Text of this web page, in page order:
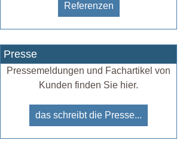
Referenzen
Presse
Pressemeldungen und Fachartikel von
Kunden finden Sie hier.
das schreibt die Presse...